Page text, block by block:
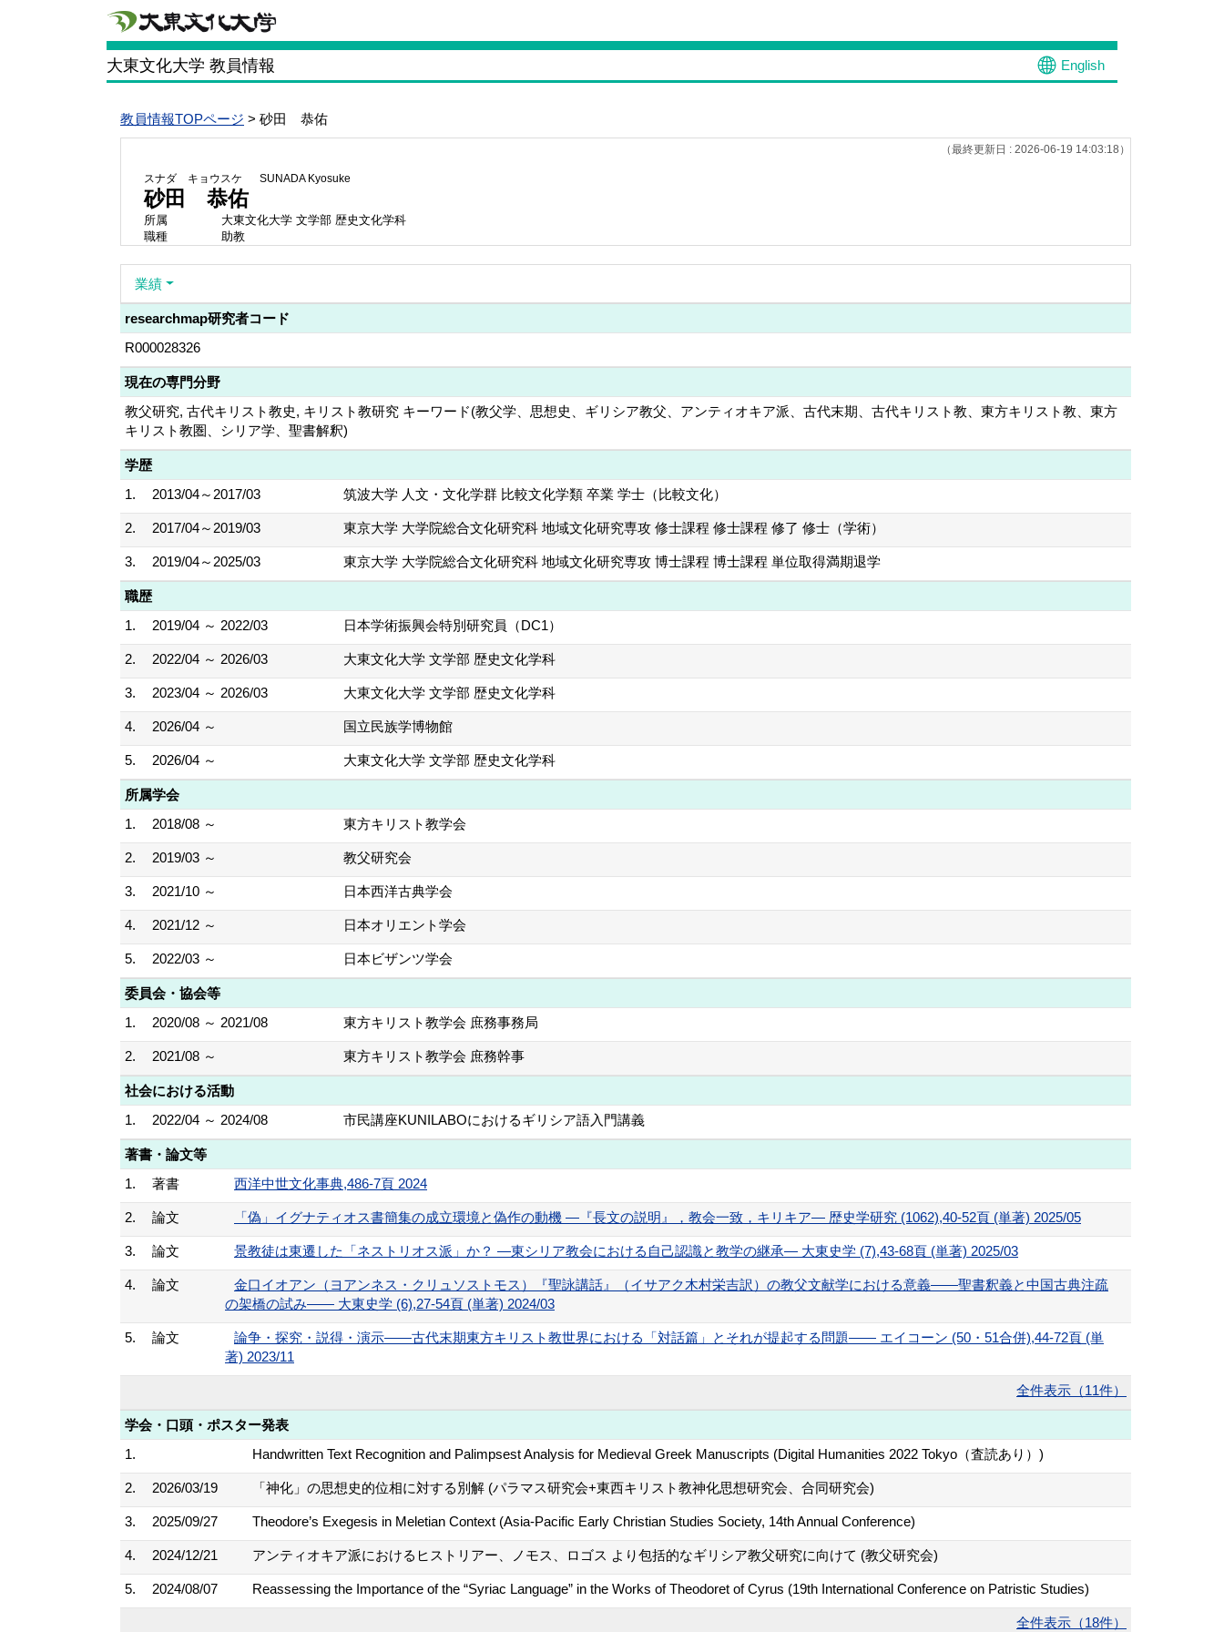
大東文化大学 教員情報 English
教員情報TOPページ > 砂田 恭佑
（最終更新日 : 2026-06-19 14:03:18）
スナダ キョウスケ SUNADA Kyosuke
砂田 恭佑
所属
大東文化大学 文学部 歴史文化学科
職種
助教
業績
researchmap研究者コード
R000028326
現在の専門分野
教父研究, 古代キリスト教史, キリスト教研究 キーワード(教父学、思想史、ギリシア教父、アンティオキア派、古代末期、古代キリスト教、東方キリスト教、東方
キリスト教圏、シリア学、聖書解釈)
学歴
1.
2013/04～2017/03 筑波大学 人文・文化学群 比較文化学類 卒業 学士（比較文化）
2. 2017/04～2019/03 東京大学 大学院総合文化研究科 地域文化研究専攻 修士課程 修士課程 修了 修士（学術）
3. 2019/04～2025/03 東京大学 大学院総合文化研究科 地域文化研究専攻 博士課程 博士課程 単位取得満期退学
職歴
1.
2019/04 ～ 2022/03 日本学術振興会特別研究員（DC1）
2. 2022/04 ～ 2026/03 大東文化大学 文学部 歴史文化学科
3. 2023/04 ～ 2026/03 大東文化大学 文学部 歴史文化学科
4. 2026/04 ～ 国立民族学博物館
5. 2026/04 ～ 大東文化大学 文学部 歴史文化学科
所属学会
1.
2018/08 ～ 東方キリスト教学会
2. 2019/03 ～ 教父研究会
3. 2021/10 ～ 日本西洋古典学会
4. 2021/12 ～ 日本オリエント学会
5. 2022/03 ～ 日本ビザンツ学会
委員会・協会等
1.
2020/08 ～ 2021/08 東方キリスト教学会 庶務事務局
2. 2021/08 ～ 東方キリスト教学会 庶務幹事
社会における活動
1.
2022/04 ～ 2024/08 市民講座KUNILABOにおけるギリシア語入門講義
著書・論文等
1.
著書 西洋中世文化事典,486-7頁 2024
2. 論文 「偽」イグナティオス書簡集の成立環境と偽作の動機 ―『長文の説明』，教会一致，キリキア― 歴史学研究 (1062),40-52頁 (単著) 2025/05
3. 論文 景教徒は東遷した「ネストリオス派」か？ ―東シリア教会における自己認識と教学の継承― 大東史学 (7),43-68頁 (単著) 2025/03
4. 論文
金口イオアン（ヨアンネス・クリュソストモス）『聖詠講話』（イサアク木村栄吉訳）の教父文献学における意義――聖書釈義と中国古典注疏
の架橋の試み―― 大東史学 (6),27-54頁 (単著) 2024/03
5. 論文
論争・探究・説得・演示――古代末期東方キリスト教世界における「対話篇」とそれが提起する問題―― エイコーン (50・51合併),44-72頁 (単
著) 2023/11
全件表示（11件）
学会・口頭・ポスター発表
1.
Handwritten Text Recognition and Palimpsest Analysis for Medieval Greek Manuscripts (Digital Humanities 2022 Tokyo（査読あり）)
2. 2026/03/19 「神化」の思想史的位相に対する別解 (パラマス研究会+東西キリスト教神化思想研究会、合同研究会)
3. 2025/09/27 Theodore’s Exegesis in Meletian Context (Asia-Pacific Early Christian Studies Society, 14th Annual Conference)
4. 2024/12/21 アンティオキア派におけるヒストリアー、ノモス、ロゴス より包括的なギリシア教父研究に向けて (教父研究会)
5. 2024/08/07 Reassessing the Importance of the “Syriac Language” in the Works of Theodoret of Cyrus (19th International Conference on Patristic Studies)
全件表示（18件）